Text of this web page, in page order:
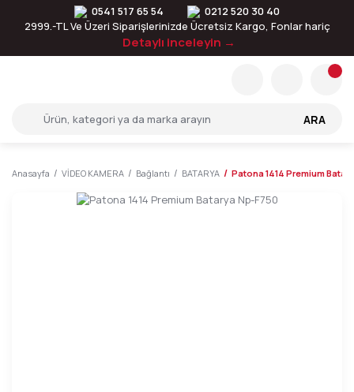
0541 517 65 54
0212 520 30 40
2999.-TL Ve Üzeri Siparişlerinizde Ücretsiz Kargo, Fonlar hariç
Detaylı inceleyin →
ARA
Anasayfa VİDEO KAMERA Bağlantı BATARYA Patona 1414 Premium